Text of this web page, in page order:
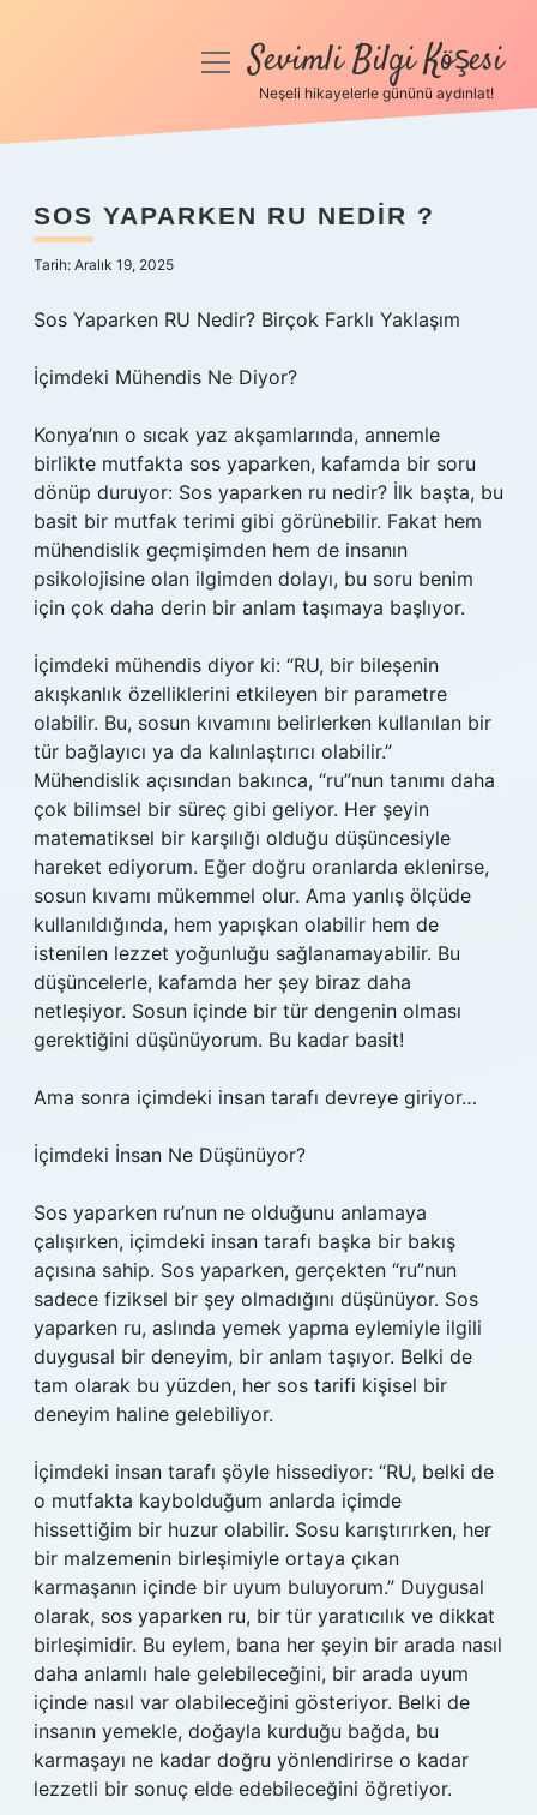
Anasayfa
Yasal Uyarı
menüyüSevimli Bilgi Köşesi
Neşeli hikayelerle gününü aydınlat!
SOS YAPARKEN RU NEDIR ?
Tarih: Aralık 19, 2025
Sos Yaparken RU Nedir? Birçok Farklı Yaklaşım
İçimdeki Mühendis Ne Diyor?
Konya’nın o sıcak yaz akşamlarında, annemle
birlikte mutfakta sos yaparken, kafamda bir soru
dönüp duruyor: Sos yaparken ru nedir? İlk başta, bu
basit bir mutfak terimi gibi görünebilir. Fakat hem
mühendislik geçmişimden hem de insanın
psikolojisine olan ilgimden dolayı, bu soru benim
için çok daha derin bir anlam taşımaya başlıyor.
İçimdeki mühendis diyor ki: “RU, bir bileşenin
akışkanlık özelliklerini etkileyen bir parametre
olabilir. Bu, sosun kıvamını belirlerken kullanılan bir
tür bağlayıcı ya da kalınlaştırıcı olabilir.”
Mühendislik açısından bakınca, “ru”nun tanımı daha
çok bilimsel bir süreç gibi geliyor. Her şeyin
matematiksel bir karşılığı olduğu düşüncesiyle
hareket ediyorum. Eğer doğru oranlarda eklenirse,
sosun kıvamı mükemmel olur. Ama yanlış ölçüde
kullanıldığında, hem yapışkan olabilir hem de
istenilen lezzet yoğunluğu sağlanamayabilir. Bu
düşüncelerle, kafamda her şey biraz daha
netleşiyor. Sosun içinde bir tür dengenin olması
gerektiğini düşünüyorum. Bu kadar basit!
Ama sonra içimdeki insan tarafı devreye giriyor…
İçimdeki İnsan Ne Düşünüyor?
Sos yaparken ru’nun ne olduğunu anlamaya
çalışırken, içimdeki insan tarafı başka bir bakış
açısına sahip. Sos yaparken, gerçekten “ru”nun
sadece fiziksel bir şey olmadığını düşünüyor. Sos
yaparken ru, aslında yemek yapma eylemiyle ilgili
duygusal bir deneyim, bir anlam taşıyor. Belki de
tam olarak bu yüzden, her sos tarifi kişisel bir
deneyim haline gelebiliyor.
İçimdeki insan tarafı şöyle hissediyor: “RU, belki de
o mutfakta kaybolduğum anlarda içimde
hissettiğim bir huzur olabilir. Sosu karıştırırken, her
bir malzemenin birleşimiyle ortaya çıkan
karmaşanın içinde bir uyum buluyorum.” Duygusal
olarak, sos yaparken ru, bir tür yaratıcılık ve dikkat
birleşimidir. Bu eylem, bana her şeyin bir arada nasıl
daha anlamlı hale gelebileceğini, bir arada uyum
içinde nasıl var olabileceğini gösteriyor. Belki de
insanın yemekle, doğayla kurduğu bağda, bu
karmaşayı ne kadar doğru yönlendirirse o kadar
lezzetli bir sonuç elde edebileceğini öğretiyor.